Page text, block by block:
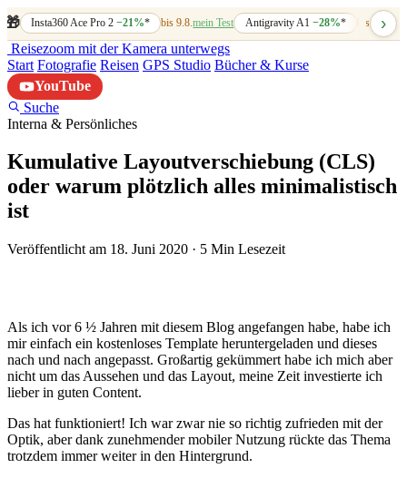
🎁 Insta360 Ace Pro 2−21%* bis 9.8.mein Test Antigravity A1 −28%* bis 7.8.
›
Reisezoom mit der Kamera unterwegs
Start Fotografie Reisen GPS Studio Bücher & Kurse
YouTube
Suche
Interna & Persönliches
Kumulative Layoutverschiebung (CLS)
oder warum plötzlich alles minimalistisch
ist
Veröffentlicht am 18. Juni 2020 · 5 Min Lesezeit
Als ich vor 6 ½ Jahren mit diesem Blog angefangen habe, habe ich
mir einfach ein kostenloses Template heruntergeladen und dieses
nach und nach angepasst. Großartig gekümmert habe ich mich aber
nicht um das Aussehen und das Layout, meine Zeit investierte ich
lieber in guten Content.
Das hat funktioniert! Ich war zwar nie so richtig zufrieden mit der
Optik, aber dank zunehmender mobiler Nutzung rückte das Thema
trotzdem immer weiter in den Hintergrund.